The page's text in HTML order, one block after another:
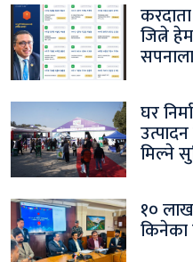
जित्ने
घर
मिल्ने
१०
किनेका